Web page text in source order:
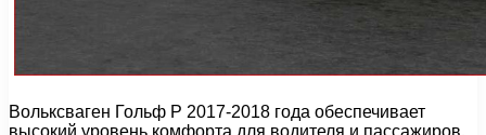
Вольксваген Гольф Р 2017-2018 года обеспечивает
высокий уровень комфорта для водителя и пассажиров.